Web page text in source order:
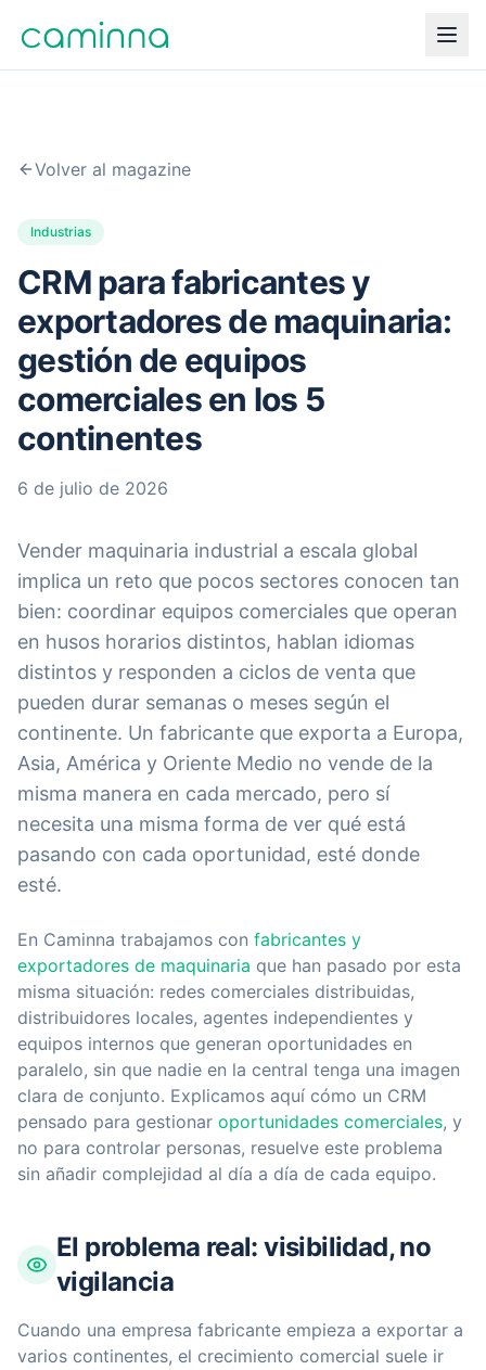
Volver al magazine
Industrias
CRM para fabricantes y
exportadores de maquinaria:
gestión de equipos
comerciales en los 5
continentes
6 de julio de 2026
Vender maquinaria industrial a escala global
implica un reto que pocos sectores conocen tan
bien: coordinar equipos comerciales que operan
en husos horarios distintos, hablan idiomas
distintos y responden a ciclos de venta que
pueden durar semanas o meses según el
continente. Un fabricante que exporta a Europa,
Asia, América y Oriente Medio no vende de la
misma manera en cada mercado, pero sí
necesita una misma forma de ver qué está
pasando con cada oportunidad, esté donde
esté.
En Caminna trabajamos con fabricantes y
exportadores de maquinaria que han pasado por esta
misma situación: redes comerciales distribuidas,
distribuidores locales, agentes independientes y
equipos internos que generan oportunidades en
paralelo, sin que nadie en la central tenga una imagen
clara de conjunto. Explicamos aquí cómo un CRM
pensado para gestionar oportunidades comerciales, y
no para controlar personas, resuelve este problema
sin añadir complejidad al día a día de cada equipo.
El problema real: visibilidad, no
vigilancia
Cuando una empresa fabricante empieza a exportar a
varios continentes, el crecimiento comercial suele ir